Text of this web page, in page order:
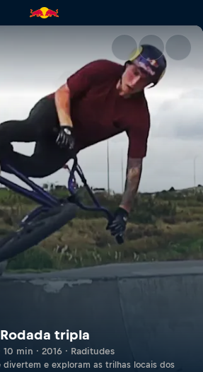
| Red Bull TV
Rodada tripla
10 min · 2016 · Raditudes
divertem e exploram as trilhas locais dos